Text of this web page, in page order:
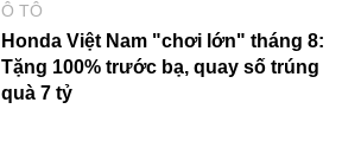
Ô TÔ
Honda Việt Nam "chơi lớn" tháng 8:
Tặng 100% trước bạ, quay số trúng
quà 7 tỷ